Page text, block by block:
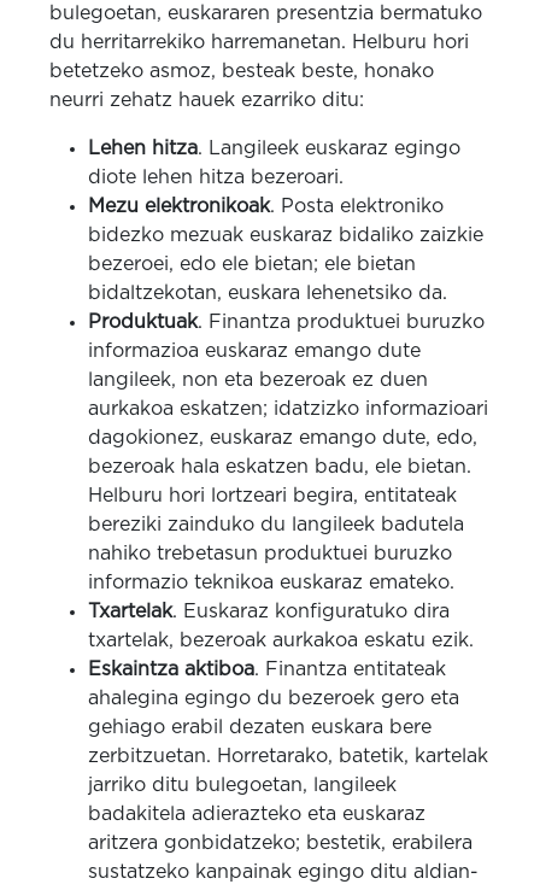
bulegoetan, euskararen presentzia bermatuko
du herritarrekiko harremanetan. Helburu hori
betetzeko asmoz, besteak beste, honako
neurri zehatz hauek ezarriko ditu:
Lehen hitza. Langileek euskaraz egingo
diote lehen hitza bezeroari.
Mezu elektronikoak. Posta elektroniko
bidezko mezuak euskaraz bidaliko zaizkie
bezeroei, edo ele bietan; ele bietan
bidaltzekotan, euskara lehenetsiko da.
Produktuak. Finantza produktuei buruzko
informazioa euskaraz emango dute
langileek, non eta bezeroak ez duen
aurkakoa eskatzen; idatzizko informazioari
dagokionez, euskaraz emango dute, edo,
bezeroak hala eskatzen badu, ele bietan.
Helburu hori lortzeari begira, entitateak
bereziki zainduko du langileek badutela
nahiko trebetasun produktuei buruzko
informazio teknikoa euskaraz emateko.
Txartelak. Euskaraz konfiguratuko dira
txartelak, bezeroak aurkakoa eskatu ezik.
Eskaintza aktiboa. Finantza entitateak
ahalegina egingo du bezeroek gero eta
gehiago erabil dezaten euskara bere
zerbitzuetan. Horretarako, batetik, kartelak
jarriko ditu bulegoetan, langileek
badakitela adierazteko eta euskaraz
aritzera gonbidatzeko; bestetik, erabilera
sustatzeko kanpainak egingo ditu aldian-